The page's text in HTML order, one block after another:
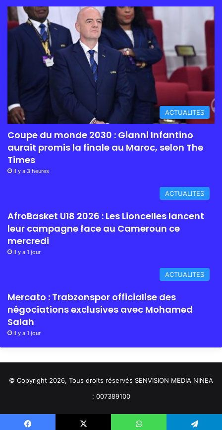
ACTUALITES
Coupe du monde 2030 : Gianni Infantino
aurait promis la finale au Maroc, selon The
Times
il y a 3 heures
ACTUALITES
AfroBasket U18 2026 : Les Lioncelles lancent
leur campagne face au Cameroun ce
mercredi
il y a 1 jour
ACTUALITES
Mercato : Trabzonspor officialise des
négociations exclusives avec Mohamed
Salah
il y a 1 jour
© Copyright 2026, Tous droits réservés SENVISION MEDIA NINEA
: 007389100